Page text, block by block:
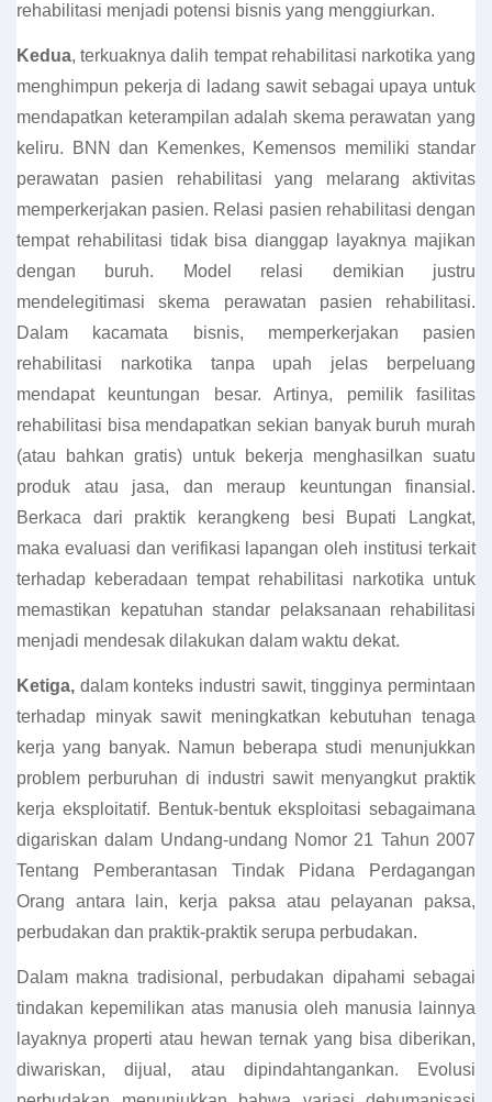
rehabilitasi menjadi potensi bisnis yang menggiurkan.
Kedua, terkuaknya dalih tempat rehabilitasi narkotika yang
menghimpun pekerja di ladang sawit sebagai upaya untuk
mendapatkan keterampilan adalah skema perawatan yang
keliru. BNN dan Kemenkes, Kemensos memiliki standar
perawatan pasien rehabilitasi yang melarang aktivitas
memperkerjakan pasien. Relasi pasien rehabilitasi dengan
tempat rehabilitasi tidak bisa dianggap layaknya majikan
dengan buruh. Model relasi demikian justru
mendelegitimasi skema perawatan pasien rehabilitasi.
Dalam kacamata bisnis, memperkerjakan pasien
rehabilitasi narkotika tanpa upah jelas berpeluang
mendapat keuntungan besar. Artinya, pemilik fasilitas
rehabilitasi bisa mendapatkan sekian banyak buruh murah
(atau bahkan gratis) untuk bekerja menghasilkan suatu
produk atau jasa, dan meraup keuntungan finansial.
Berkaca dari praktik kerangkeng besi Bupati Langkat,
maka evaluasi dan verifikasi lapangan oleh institusi terkait
terhadap keberadaan tempat rehabilitasi narkotika untuk
memastikan kepatuhan standar pelaksanaan rehabilitasi
menjadi mendesak dilakukan dalam waktu dekat.
Ketiga, dalam konteks industri sawit, tingginya permintaan
terhadap minyak sawit meningkatkan kebutuhan tenaga
kerja yang banyak. Namun beberapa studi menunjukkan
problem perburuhan di industri sawit menyangkut praktik
kerja eksploitatif. Bentuk-bentuk eksploitasi sebagaimana
digariskan dalam Undang-undang Nomor 21 Tahun 2007
Tentang Pemberantasan Tindak Pidana Perdagangan
Orang antara lain, kerja paksa atau pelayanan paksa,
perbudakan dan praktik-praktik serupa perbudakan.
Dalam makna tradisional, perbudakan dipahami sebagai
tindakan kepemilikan atas manusia oleh manusia lainnya
layaknya properti atau hewan ternak yang bisa diberikan,
diwariskan, dijual, atau dipindahtangankan. Evolusi